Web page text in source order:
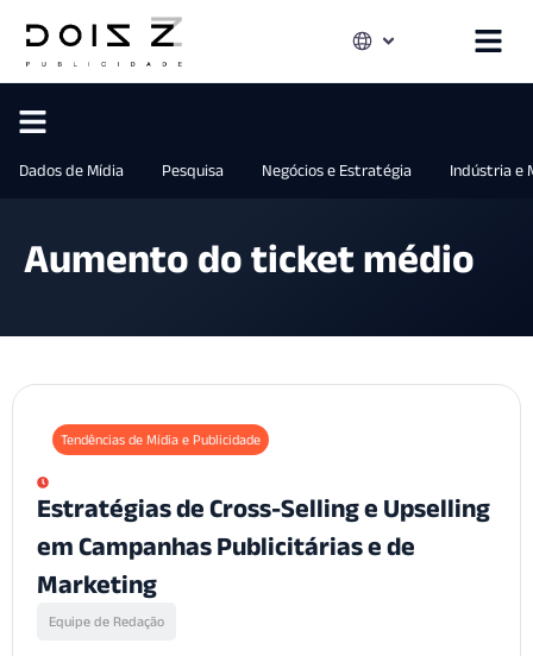
Dados de Mídia Pesquisa Negócios e Estratégia Indústria e
Aumento do ticket médio
Tendências de Mídia e Publicidade
Estratégias de Cross-Selling e Upselling
em Campanhas Publicitárias e de
Marketing
Equipe de Redação